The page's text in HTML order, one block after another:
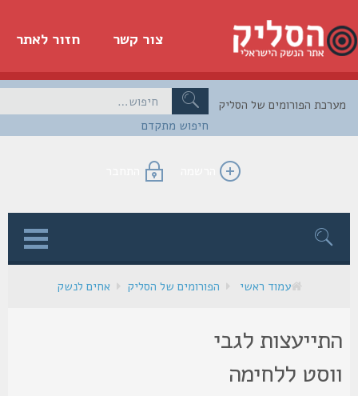
חזור לאתר צור קשר
חיפוש מתקדם
הפורומים של הסליק
הרשמה התחבר
עמוד ראשי הפורומים של הסליק אחים לנשק
לגבי
ללחימה